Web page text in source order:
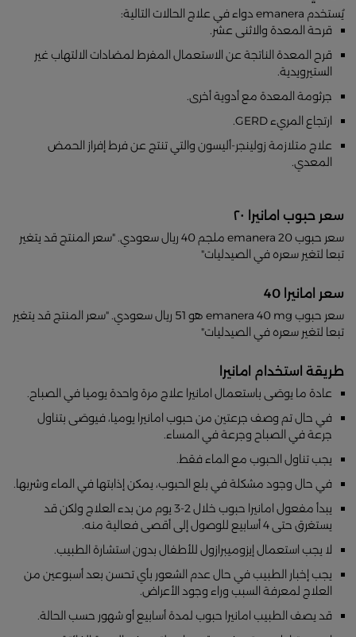
يُستخدم emanera دواء في علاج الحالات التالية:
قرحة المعدة والاثنى عشر.
قرح المعدة الناتجة عن الاستعمال المفرط لمضادات الالتهاب غير
الستيرويدية.
جرثومة المعدة مع أدوية أخرى.
ارتجاع المريء GERD.
علاج متلازمة زولينجر-أليسون والتي تنتج عن فرط إفراز الحمض
المعدي.
سعر حبوب امانيرا ٢٠
سعر حبوب emanera 20 ملجم 40 ريال سعودي. "سعر المنتج قد يتغير
تبعا لتغير سعره في الصيدليات"
سعر امانيرا 40
سعر حبوب emanera 40 mg هو 51 ريال سعودي. "سعر المنتج قد يتغير
تبعا لتغير سعره في الصيدليات"
طريقة استخدام امانيرا
عادة ما يوصَى باستعمال امانيرا علاج مرة واحدة يوميا في الصباح.
في حال تم وصف جرعتين من حبوب امانيرا يوميا، فيوصَى بتناول
جرعة في الصباح وجرعة في المساء.
يجب تناول الحبوب مع الماء فقط.
في حال وجود مشكلة في بلع الحبوب، يمكن إذابتها في الماء وشربها.
يبدأ مفعول امانيرا حبوب خلال 2-3 يوم من بدء العلاج ولكن قد
يستغرق حتى 4 أسابيع للوصول إلى أقصى فعالية منه.
لا يجب استعمال إيزوميبرازول للأطفال بدون استشارة الطبيب.
يجب إخبار الطبيب في حال عدم الشعور بأي تحسن بعد أسبوعين من
العلاج لمعرفة السبب وراء وجود الأعراض.
قد يصف الطبيب امانيرا حبوب لمدة أسابيع أو شهور حسب الحالة.